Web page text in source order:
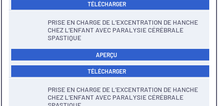
TÉLÉCHARGER
PRISE EN CHARGE DE L’EXCENTRATION DE HANCHE
CHEZ L’ENFANT AVEC PARALYSIE CÉRÉBRALE
SPASTIQUE
APERÇU
TÉLÉCHARGER
PRISE EN CHARGE DE L’EXCENTRATION DE HANCHE
CHEZ L’ENFANT AVEC PARALYSIE CÉRÉBRALE